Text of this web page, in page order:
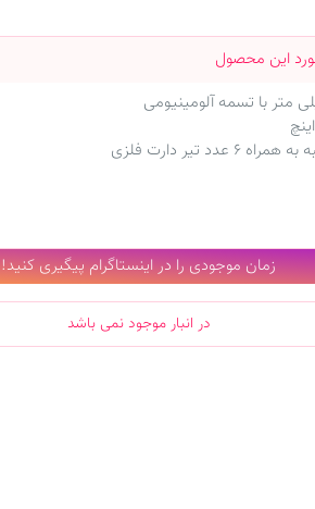
عدد تیر دارت فلزی
زمان موجودی را در اینستاگرام پیگیری کنید!
در انبار موجود نمی باشد